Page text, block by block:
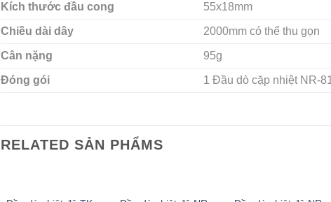
Kích thước đầu cong 55x18mm
Chiều dài dây 2000mm có thể thu gọn
Cân nặng 95g
Đóng gói 1 Đầu dò cặp nhiệt NR-
RELATED SẢN PHẨMS